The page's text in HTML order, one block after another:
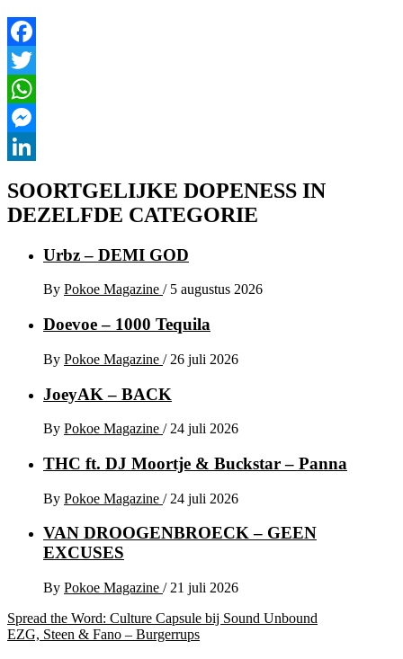
Facebook
Twitter
WhatsApp
Messenger
SOORTGELIJKE DOPENESS IN
DEZELFDE CATEGORIE
Urbz – DEMI GOD
By Pokoe Magazine / 5 augustus 2026
Doevoe – 1000 Tequila
By Pokoe Magazine / 26 juli 2026
JoeyAK – BACK
By Pokoe Magazine / 24 juli 2026
THC ft. DJ Moortje & Buckstar – Panna
By Pokoe Magazine / 24 juli 2026
VAN DROOGENBROECK – GEEN
EXCUSES
By Pokoe Magazine / 21 juli 2026
Bericht
navigatie
Spread the Word: Culture Capsule bij Sound Unbound
EZG, Steen & Fano – Burgerrups